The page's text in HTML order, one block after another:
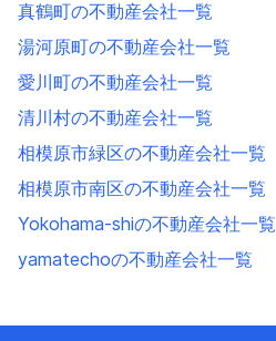
真鶴町の不動産会社一覧
湯河原町の不動産会社一覧
愛川町の不動産会社一覧
清川村の不動産会社一覧
相模原市緑区の不動産会社一覧
相模原市南区の不動産会社一覧
Yokohama-shiの不動産会社一覧
yamatechoの不動産会社一覧